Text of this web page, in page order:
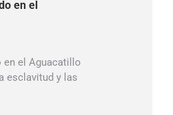
en el
en el Aguacatillo
esclavitud y las